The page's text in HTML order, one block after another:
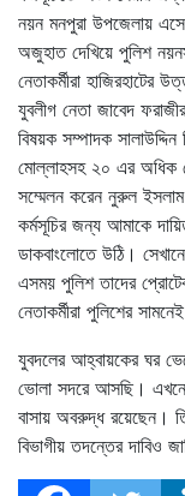
নয়ন মনপুরা উপজেলায়
অজুহাত দেখিয়ে পুলিশ
নেতাকর্মীরা
যুবলীগ নেতা জাবেদ
বিষয়ক সম্পাদক
মোল্লাহসহ ২০ এর অধিক
সম্মেলন করেন নুরুল
কর্মসূচির জন্য আমাকে
ডাকবাংলোতে উঠি।
এসময় পুলিশ তাদের
নেতাকর্মীরা পুলিশের
যুবদলের আহ্বায়কের ঘর
ভোলা সদরে আসছি। এখনো
বাসায় অবরুদ্ধ রয়েছেন।
বিভাগীয় তদন্তের দাবিও